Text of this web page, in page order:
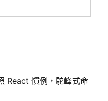
React 慣例，駝峰式命